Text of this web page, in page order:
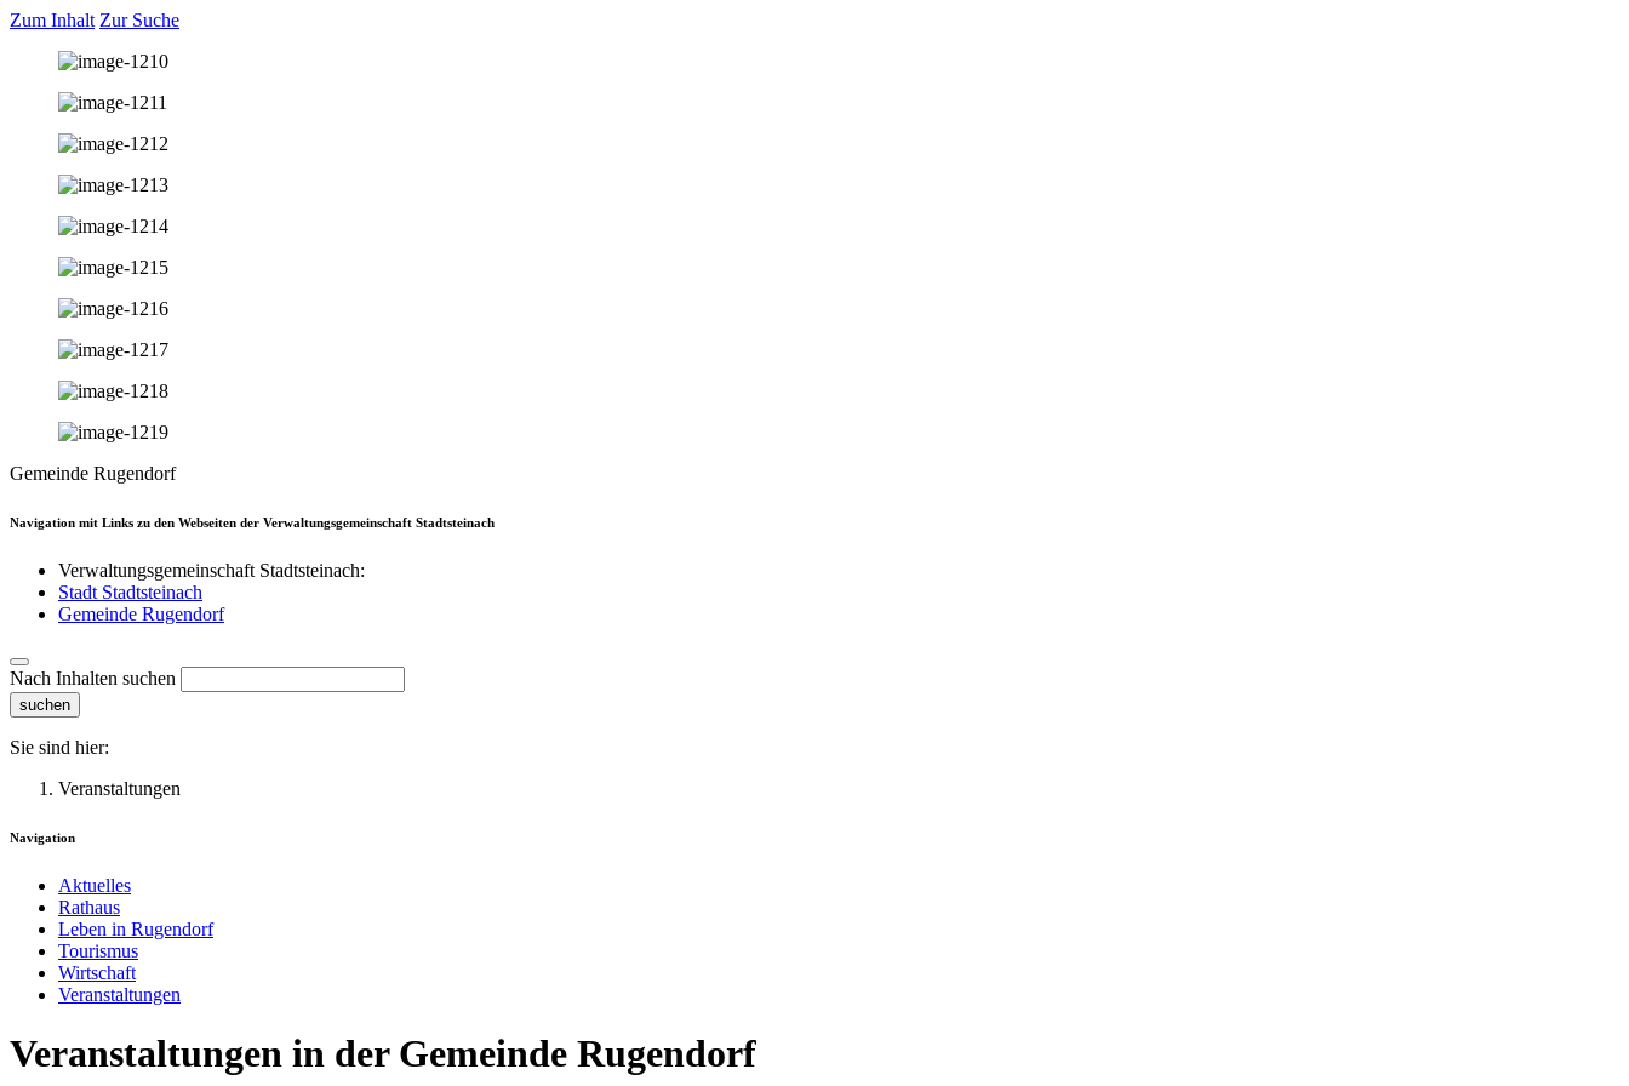
Zum Inhalt Zur Suche
Gemeinde Rugendorf
Navigation mit Links zu den Webseiten der Verwaltungsgemeinschaft Stadtsteinach
Verwaltungsgemeinschaft Stadtsteinach:
Stadt Stadtsteinach
Gemeinde Rugendorf
Nach Inhalten suchen
suchen
Sie sind hier:
Veranstaltungen
Navigation
Aktuelles
Rathaus
Leben in Rugendorf
Tourismus
Wirtschaft
Veranstaltungen
Veranstaltungen in der Gemeinde Rugendorf